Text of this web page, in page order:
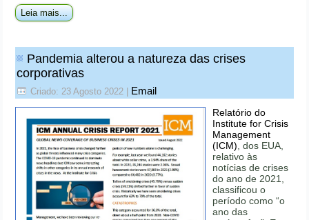
Leia mais...
Pandemia alterou a natureza das crises
corporativas
Criado: 23 Agosto 2022 Email
Relatório do
Institute for Crisis
Management
(ICM), dos EUA,
relativo às
notícias de crises
do ano de 2021,
classificou o
período como “o
ano das